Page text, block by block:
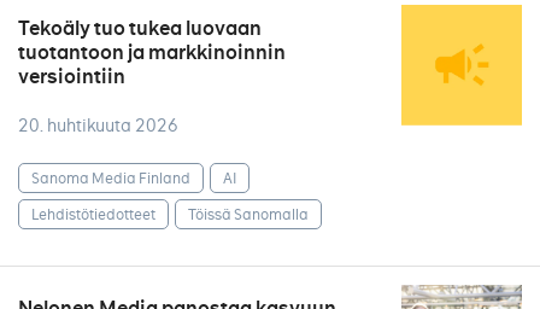
Tekoäly tuo tukea luovaan
tuotantoon ja markkinoinnin
versiointiin
20. huhtikuuta 2026
Sanoma Media Finland
AI
Lehdistötiedotteet
Töissä Sanomalla